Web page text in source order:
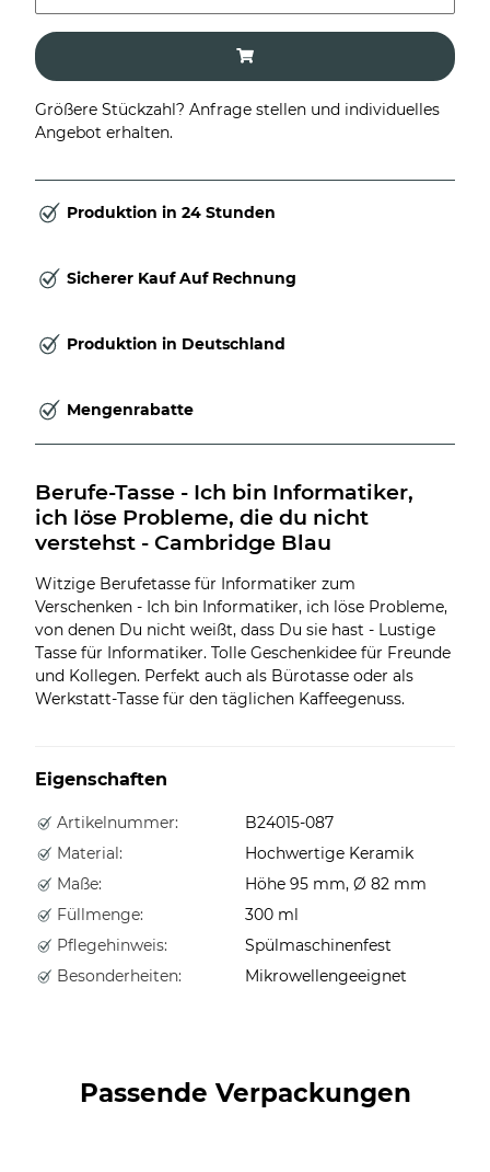
Größere Stückzahl? Anfrage stellen und individuelles
Angebot erhalten.
Produktion in 24 Stunden
Sicherer Kauf Auf Rechnung
Produktion in Deutschland
Mengenrabatte
Berufe-Tasse - Ich bin Informatiker,
ich löse Probleme, die du nicht
verstehst - Cambridge Blau
Witzige Berufetasse für Informatiker zum
Verschenken - Ich bin Informatiker, ich löse Probleme,
von denen Du nicht weißt, dass Du sie hast - Lustige
Tasse für Informatiker. Tolle Geschenkidee für Freunde
und Kollegen. Perfekt auch als Bürotasse oder als
Werkstatt-Tasse für den täglichen Kaffeegenuss.
Eigenschaften
Artikelnummer:
B24015-087
Material:
Hochwertige Keramik
Maße:
Höhe 95 mm, Ø 82 mm
Füllmenge:
300 ml
Pflegehinweis:
Spülmaschinenfest
Besonderheiten:
Mikrowellengeeignet
Passende Verpackungen